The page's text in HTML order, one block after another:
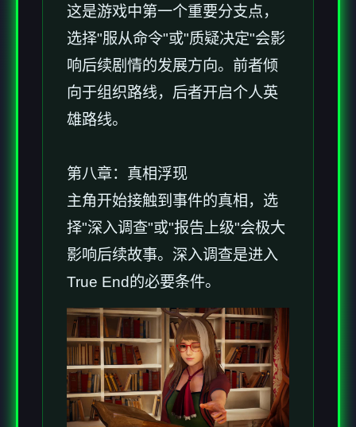
这是游戏中第一个重要分支点，
选择"服从命令"或"质疑决定"会影
响后续剧情的发展方向。前者倾
向于组织路线，后者开启个人英
雄路线。
第八章：真相浮现
主角开始接触到事件的真相，选
择"深入调查"或"报告上级"会极大
影响后续故事。深入调查是进入
True End的必要条件。